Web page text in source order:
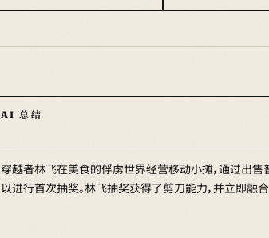
AI 总结
穿越者林飞在美食的俘虏世界经营移动小摊，通过出
以进行首次抽奖。林飞抽奖获得了剪刀能力，并立即融